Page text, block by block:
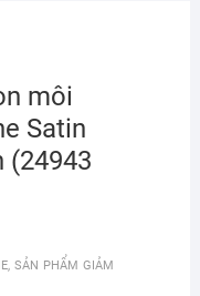
môi
Satin
(24943
, SẢN PHẨM GIẢM